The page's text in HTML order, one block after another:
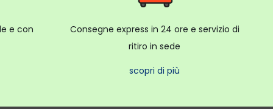
dell'immagine con prestazioni intense e un design
la fedeltà dei colori e un'esperienza di gioco
e con
Consegne express in 24 ore e servizio di
ritiro in sede
scopri di più